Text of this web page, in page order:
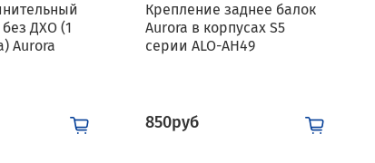
ДХО (1
Aurora
Крепление заднее балок
Aurora в корпусах S5
серии ALO-AH49
850руб